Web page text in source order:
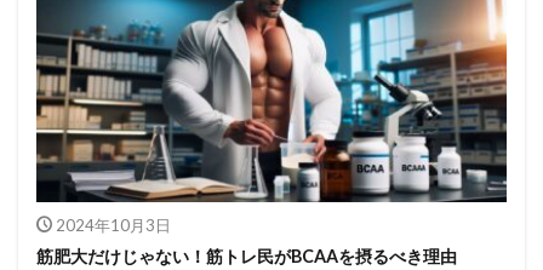
2024年10月3日
筋肥大だけじゃない！筋トレ民がBCAAを摂るべき理由